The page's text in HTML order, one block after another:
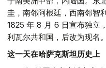
圭，南邻阿根廷，西南邻智
1825 年 8 月 6 日宣布独立
利瓦尔共和国，后改为现名。
这一天在哈萨克斯坦历史上